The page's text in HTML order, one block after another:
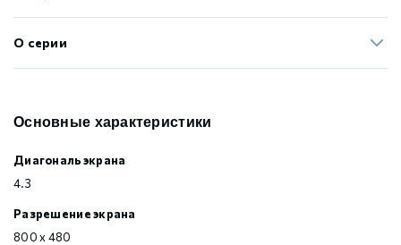
О серии
Основные характеристики
Диагональ экрана
4.3
Разрешение экрана
800 x 480